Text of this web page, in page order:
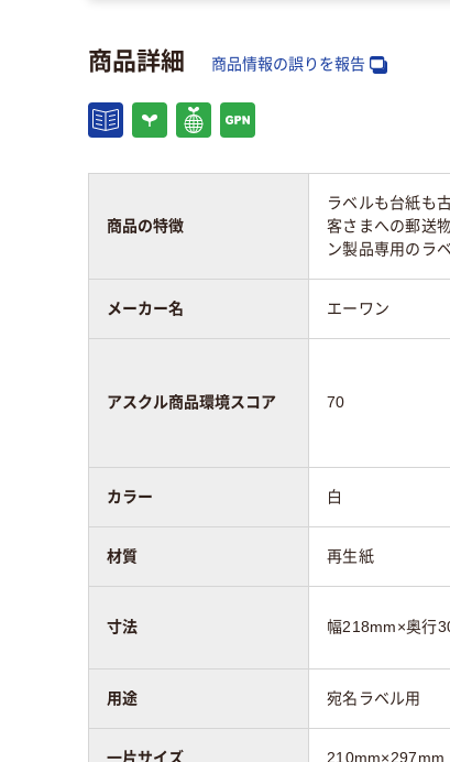
商品詳細 商品情報の誤りを報告
商品の特徴
ラベルも台紙も
客さまへの郵送
ン製品専用のラ
メーカー名 エーワン
アスクル商品環境スコア 70
カラー 白
材質 再生紙
寸法 幅218mm×奥行
用途 宛名ラベル用
一片サイズ 210mm×297mm